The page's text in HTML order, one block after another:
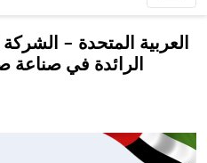
الرائدة في صناعة